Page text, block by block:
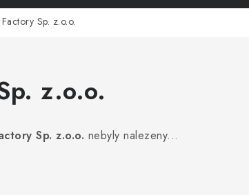
Sp. z.o.o.
z.o.o.
Sp. z.o.o. nebyly nalezeny...